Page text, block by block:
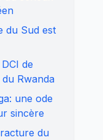
du Sud est
de
Rwanda
une ode
sincère
du